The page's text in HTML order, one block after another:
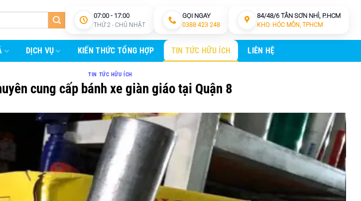
07:00 - 17:00
THỨ 2 - CHỦ NHẬT
GỌI NGAY
0388 423 248
84/48/6 TÂN SƠN NHÌ, P.HCM
KHO: HÓC MÔN, TPHCM
DỊCH VỤ KIẾN THỨC TỔNG HỢP TIN TỨC HỮU ÍCH LIÊN HỆ
TIN TỨC HỮU ÍCH
cung cấp bánh xe giàn giáo tại Quận 8